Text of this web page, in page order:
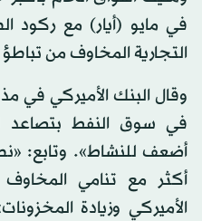
في مايو (أيار) مع ركود
التجارية المخاوف من
وقال البنك الأميركي في
في سوق النفط بتصاعد
أضعف للنشاط». وتابع:
أكثر مع تنامي المخاوف
الأميركي وزيادة